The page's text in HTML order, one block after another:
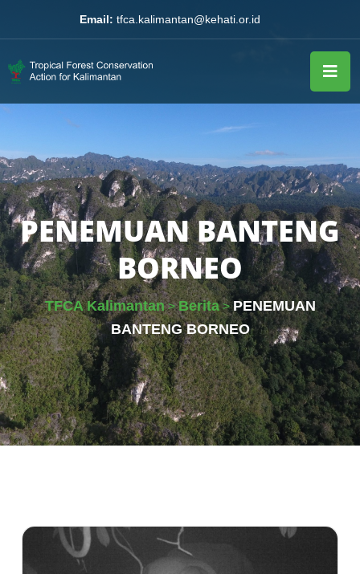
Email: tfca.kalimantan@kehati.or.id
PENEMUAN BANTENG
BORNEO
TFCA Kalimantan>Berita>PENEMUAN
BANTENG BORNEO